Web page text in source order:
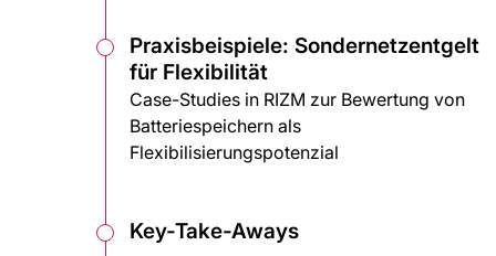
Praxisbeispiele: Sondernetzentgelt
für Flexibilität
Case-Studies in RIZM zur Bewertung von
Batteriespeichern als
Flexibilisierungspotenzial
Key-Take-Aways